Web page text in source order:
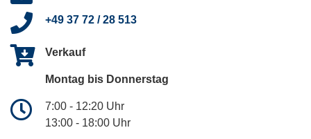
+49 37 72 / 28 513
Verkauf
Montag bis Donnerstag
7:00 - 12:20 Uhr
13:00 - 18:00 Uhr